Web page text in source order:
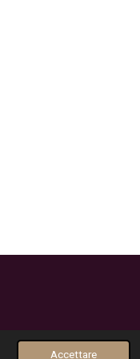
Accettare